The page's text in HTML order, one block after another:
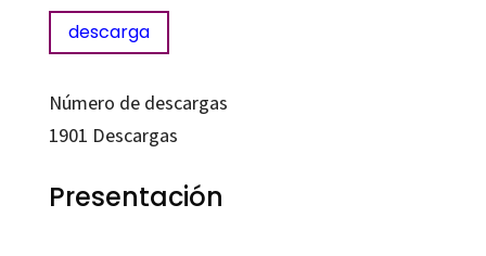
pensamiento
histórico
educación
democrática
descarga
Número de descargas
1901 Descargas
Presentación